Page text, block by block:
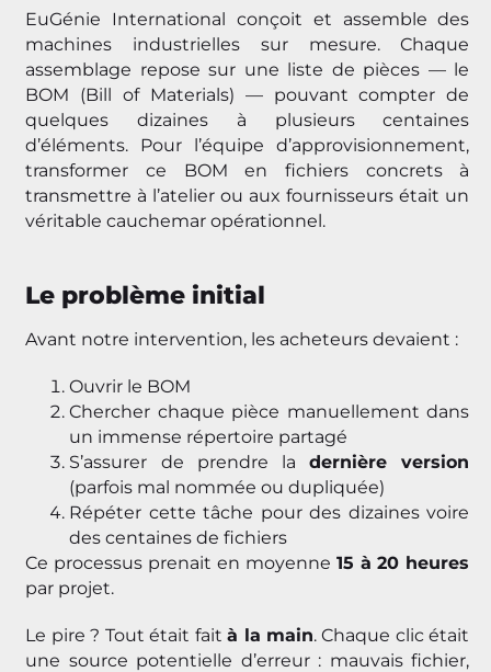
EuGénie International conçoit et assemble des
machines industrielles sur mesure. Chaque
assemblage repose sur une liste de pièces — le
BOM (Bill of Materials) — pouvant compter de
quelques dizaines à plusieurs centaines
d’éléments. Pour l’équipe d’approvisionnement,
transformer ce BOM en fichiers concrets à
transmettre à l’atelier ou aux fournisseurs était un
véritable cauchemar opérationnel.
Le problème initial
Avant notre intervention, les acheteurs devaient :
Ouvrir le BOM
Chercher chaque pièce manuellement dans
un immense répertoire partagé
S’assurer de prendre ladernière version
(parfois mal nommée ou dupliquée)
Répéter cette tâche pour des dizaines voire
des centaines de fichiers
Ce processus prenait en moyenne 15 à 20 heures
par projet.
Le pire ? Tout était faità la main. Chaque clic était
une source potentielle d’erreur : mauvais fichier,